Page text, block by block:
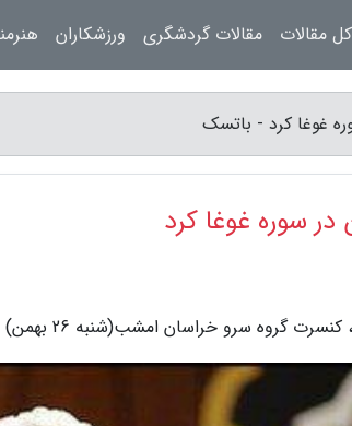
غوغا کرد - باتسک
در سوره غوغا کرد
خراسان امشب(شنبه 26 بهمن) در تالار سوره حوزه هنری اندیشه اجراء شد.
کل مقالات مقالات گردشگری ورزشکاران